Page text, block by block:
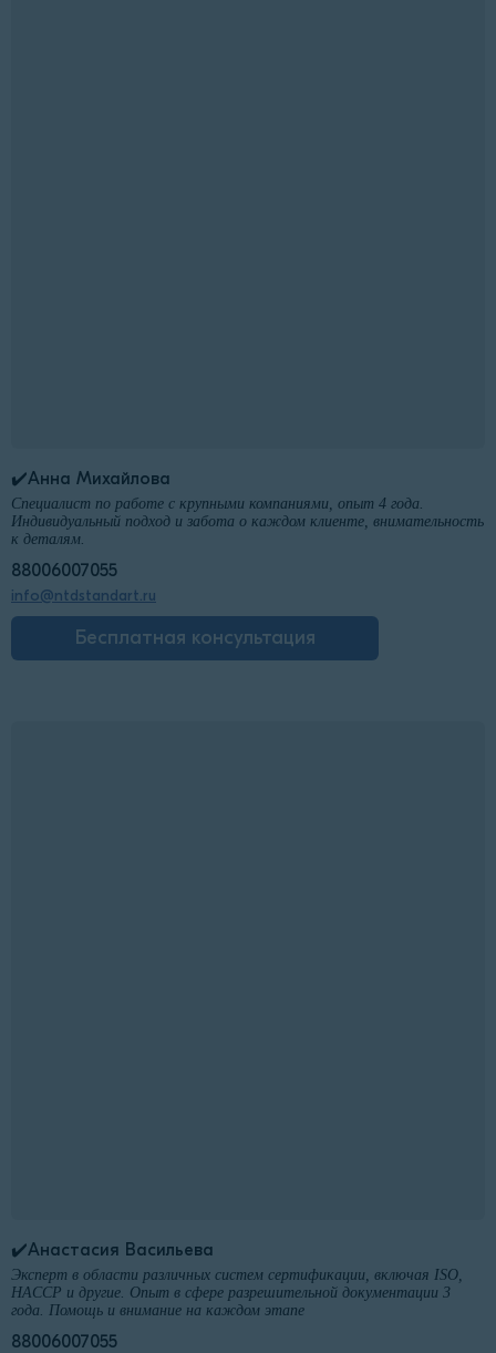
✔️Анна Михайлова
Специалист по работе с крупными компаниями, опыт 4 года.
Индивидуальный подход и забота о каждом клиенте, внимательность
к деталям.
88006007055
info@ntdstandart.ru
Бесплатная консультация
✔️Анастасия Васильева
Эксперт в области различных систем сертификации, включая ISO,
HACCP и другие. Опыт в сфере разрешительной документации 3
года. Помощь и внимание на каждом этапе
88006007055